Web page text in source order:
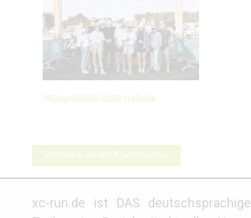
3Kings3Hills 2026: Galerie
Schreibe einen Kommentar
xc-run.de ist DAS deutschsprachige